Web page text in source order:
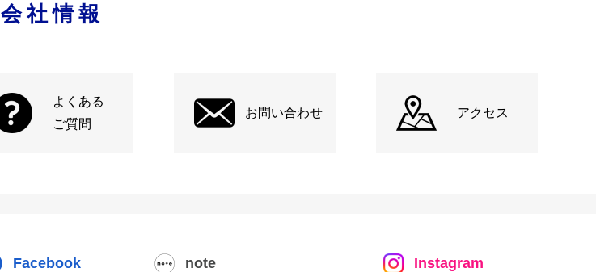
会社情報
よくある
ご質問
お問い合わせ アクセス
Facebook note Instagram